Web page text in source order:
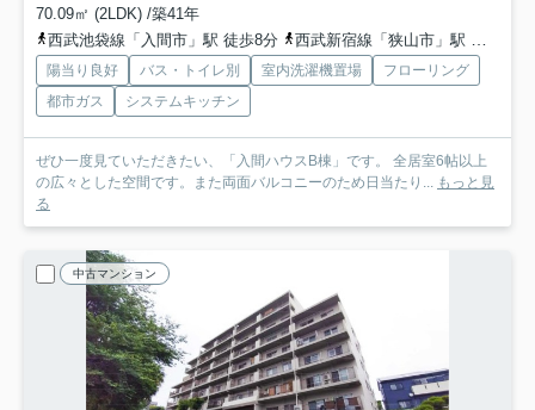
70.09㎡ (2LDK) /築41年
西武池袋線「入間市」駅 徒歩8分
西武新宿線「狭山市」駅 バス22分 西武バス「豊岡一丁目（埼玉県）」 停歩4分
陽当り良好 バス・トイレ別 室内洗濯機置場
フローリング
都市ガス
システムキッチン
ぜひ一度見ていただきたい、「入間ハウスB棟」です。 全居室6帖以上
の広々とした空間です。また両面バルコニーのため日当たり... もっと見
る
中古マンション